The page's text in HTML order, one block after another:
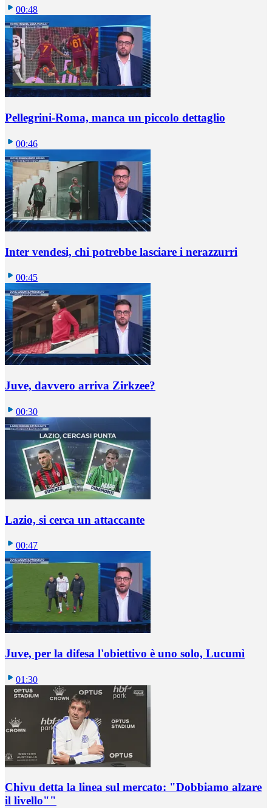
00:48
Pellegrini-Roma, manca un piccolo dettaglio
00:46
Inter vendesi, chi potrebbe lasciare i nerazzurri
00:45
Juve, davvero arriva Zirkzee?
00:30
Lazio, si cerca un attaccante
00:47
Juve, per la difesa l'obiettivo è uno solo, Lucumì
01:30
Chivu detta la linea sul mercato: "Dobbiamo alzare
il livello""